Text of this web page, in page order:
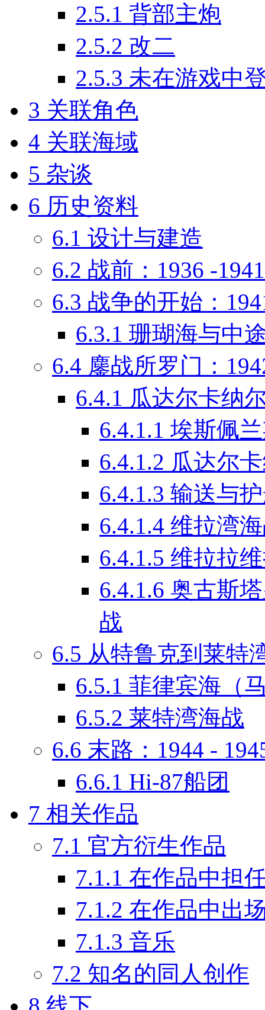
2.5.1 背部主炮
2.5.2 改二
2.5.3 未在游戏中
3 关联角色
4 关联海域
5 杂谈
6 历史资料
6.1 设计与建造
6.2 战前：1936 -1941
6.3 战争的开始：
6.3.1 珊瑚海与中
6.4 鏖战所罗门：
6.4.1 瓜达尔卡纳
6.4.1.1 埃斯佩
6.4.1.2 瓜达尔
6.4.1.3 输送与
6.4.1.4 维拉湾
6.4.1.5 维拉拉
6.4.1.6 奥古斯
战
6.5 从特鲁克到莱特
6.5.1 菲律宾海（
6.5.2 莱特湾海战
6.6 末路：1944 -
6.6.1 Hi-87船团
7 相关作品
7.1 官方衍生作品
7.1.1 在作品中担
7.1.2 在作品中出
7.1.3 音乐
7.2 知名的同人创作